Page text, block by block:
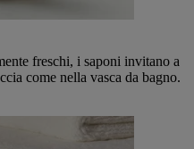
freschi, i saponi invitano a
come nella vasca da bagno.